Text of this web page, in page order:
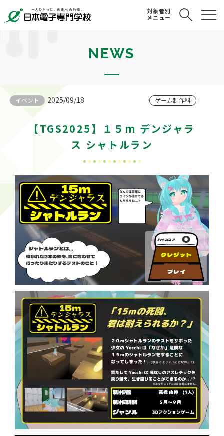
対象者別
メニュー
NEWS
イベント 2025/09/18 ゲーム制作科
【TGS2025】１５m デンジャラ
ス シャトルラン